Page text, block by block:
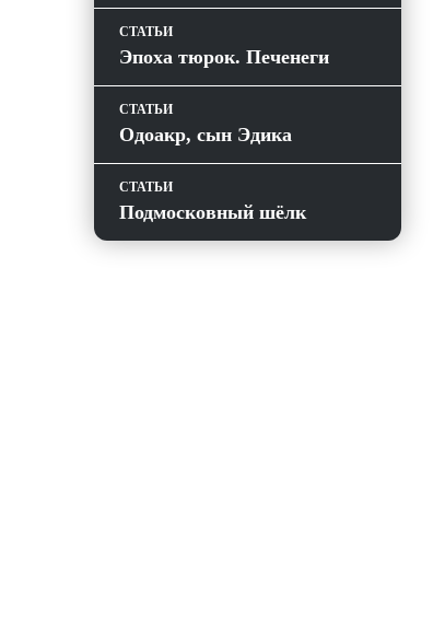
СТАТЬИ
Эпоха тюрок. Печенеги
СТАТЬИ
Одоакр, сын Эдика
СТАТЬИ
Подмосковный шёлк